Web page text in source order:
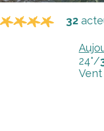
32
24°/